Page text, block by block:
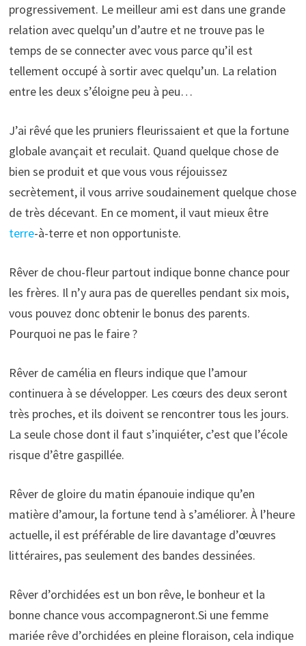
progressivement. Le meilleur ami est dans une grande
relation avec quelqu’un d’autre et ne trouve pas le
temps de se connecter avec vous parce qu’il est
tellement occupé à sortir avec quelqu’un. La relation
entre les deux s’éloigne peu à peu…
J’ai rêvé que les pruniers fleurissaient et que la fortune
globale avançait et reculait. Quand quelque chose de
bien se produit et que vous vous réjouissez
secrètement, il vous arrive soudainement quelque chose
de très décevant. En ce moment, il vaut mieux être
terre-à-terre et non opportuniste.
Rêver de chou-fleur partout indique bonne chance pour
les frères. Il n’y aura pas de querelles pendant six mois,
vous pouvez donc obtenir le bonus des parents.
Pourquoi ne pas le faire ?
Rêver de camélia en fleurs indique que l’amour
continuera à se développer. Les cœurs des deux seront
très proches, et ils doivent se rencontrer tous les jours.
La seule chose dont il faut s’inquiéter, c’est que l’école
risque d’être gaspillée.
Rêver de gloire du matin épanouie indique qu’en
matière d’amour, la fortune tend à s’améliorer. À l’heure
actuelle, il est préférable de lire davantage d’œuvres
littéraires, pas seulement des bandes dessinées.
Rêver d’orchidées est un bon rêve, le bonheur et la
bonne chance vous accompagneront.Si une femme
mariée rêve d’orchidées en pleine floraison, cela indique